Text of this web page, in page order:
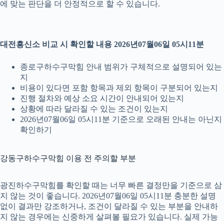
에 맞는 판단을 더 안정적으로 할 수 있습니다.
대전흥신소 비교 시 확인할 내용 2026년07월06일 05시11분
종로구하수구막힘 안내 범위가 구체적으로 설명되어 있는
지
비용이 있다면 포함 항목과 제외 항목이 구분되어 있는지
진행 절차와 예상 소요 시간이 안내되어 있는지
상황에 따라 달라질 수 있는 조건이 있는지
2026년07월06일 05시11분 기준으로 오래된 안내는 아닌지
확인하기
강동구하수구막힘 이용 전 주의할 부분
광진하수구막힘를 확인할 때는 너무 빠른 결정만을 기준으로 삼
지 않는 것이 좋습니다. 2026년07월06일 05시11분 충분한 설명
없이 결과만 강조하거나, 조건이 달라질 수 있는 부분을 안내하
지 않는 경우에는 신중하게 살펴볼 필요가 있습니다. 실제 가능